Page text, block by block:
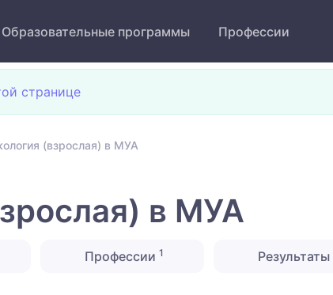
Образовательные программы Профессии
странице
(взрослая) в МУА
в МУА
Профессии 1